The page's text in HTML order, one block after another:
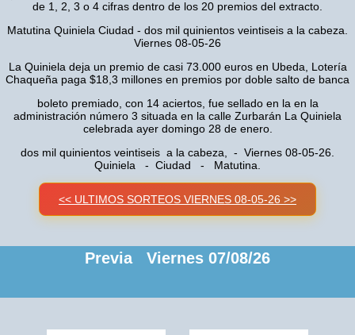
de 1, 2, 3 o 4 cifras dentro de los 20 premios del extracto.
Matutina Quiniela Ciudad - dos mil quinientos veintiseis a la cabeza.
Viernes 08-05-26
La Quiniela deja un premio de casi 73.000 euros en Ubeda, Lotería
Chaqueña paga $18,3 millones en premios por doble salto de banca
boleto premiado, con 14 aciertos, fue sellado en la en la
administración número 3 situada en la calle Zurbarán La Quiniela
celebrada ayer domingo 28 de enero.
dos mil quinientos veintiseis a la cabeza, - Viernes 08-05-26.
Quiniela - Ciudad - Matutina.
<< ULTIMOS SORTEOS VIERNES 08-05-26 >>
Previa Viernes 07/08/26